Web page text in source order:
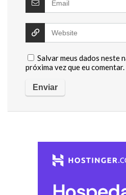
Salvar meus dados neste
próxima vez que eu comentar.